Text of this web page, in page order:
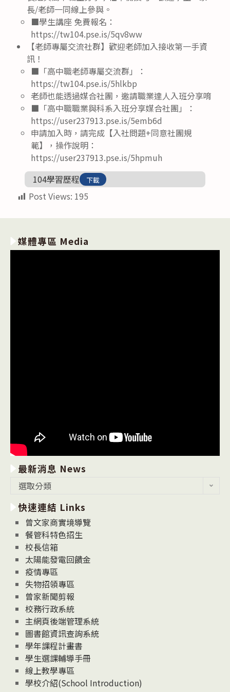
長/老師一同線上參與。
■學生講座 免費報名：
https://tw104.pse.is/5qv8ww
【老師專屬交流社群】歡迎老師加入接收第一手資
訊！
■「高中職老師專屬交流群」：
https://tw104.pse.is/5hlkbp
老師也能透過媒合社團，邀請職業達人入班分享唷
■「高中職職業與科系入班分享媒合社團」：
https://user237913.pse.is/5emb6d
申請加入時，請完成【入社問題+同意社團規
範】，操作說明：
https://user237913.pse.is/5hpmuh
104學習歷程
下載
Post Views: 195
媒體專區 Media
最新消息 News
消
息
News
選取分類
快速連結 Links
曾文家商實境導覽
餐管科特色招生
校長信箱
太陽能發電回饋金
疫情專區
失物招領專區
曾家新聞剪報
校務行政系統
主網頁後端管理系統
圖書館資訊查詢系統
學年課程計畫書
學生選課輔導手冊
線上教學專區
學校介紹(School Introduction)